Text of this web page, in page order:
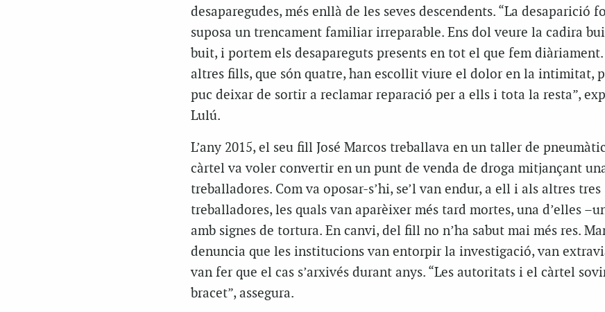
desaparegudes, més enllà de les seves descendents. “La desaparició
suposa un trencament familiar irreparable. Ens dol veure la cadira
buit, i portem els desapareguts presents en tot el que fem diàriament.
altres fills, que són quatre, han escollit viure el dolor en la intimitat,
puc deixar de sortir a reclamar reparació per a ells i tota la resta”,
Lulú.
L’any 2015, el seu fill José Marcos treballava en un taller de
càrtel va voler convertir en un punt de venda de droga mitjançant
treballadores. Com va oposar-s’hi, se’l van endur, a ell i als altres tres
treballadores, les quals van aparèixer més tard mortes, una d’elles
amb signes de tortura. En canvi, del fill no n’ha sabut mai més res.
denuncia que les institucions van entorpir la investigació, van
van fer que el cas s’arxivés durant anys. “Les autoritats i el càrtel
bracet”, assegura.